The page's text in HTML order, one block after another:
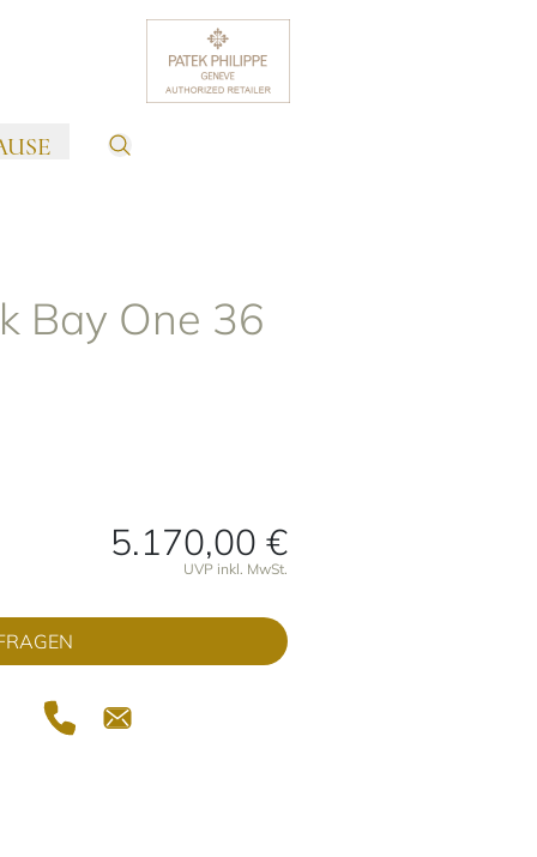
Bay One 36
5.170,00 €
UVP inkl. MwSt.